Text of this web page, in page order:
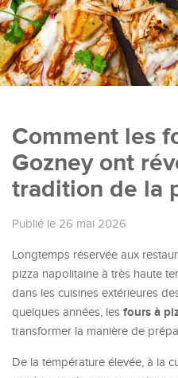
Comment les
Gozney ont
tradition de la
Publié le 26 mai 2026
Longtemps réservée aux
pizza napolitaine à très haute
dans les cuisines extérieures
quelques années, les fours à
transformer la manière de
De la température élevée, à la